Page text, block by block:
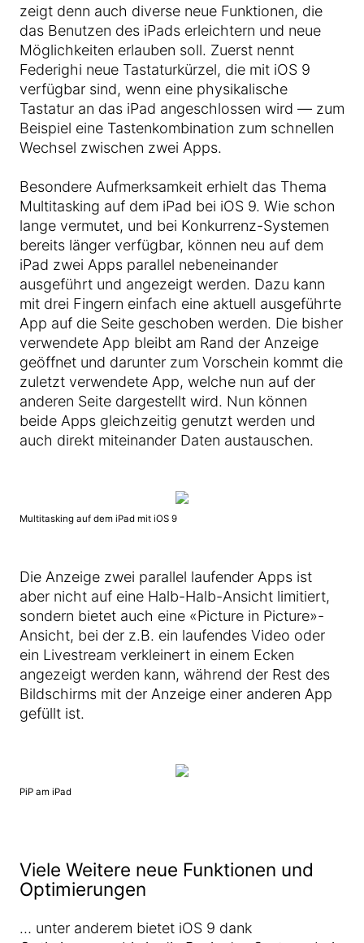
zeigt denn auch diverse neue Funktionen, die
das Benutzen des iPads erleichtern und neue
Möglichkeiten erlauben soll. Zuerst nennt
Federighi neue Tastaturkürzel, die mit iOS 9
verfügbar sind, wenn eine physikalische
Tastatur an das iPad angeschlossen wird — zum
Beispiel eine Tastenkombination zum schnellen
Wechsel zwischen zwei Apps.
Besondere Aufmerksamkeit erhielt das Thema
Multitasking auf dem iPad bei iOS 9. Wie schon
lange vermutet, und bei Konkurrenz-Systemen
bereits länger verfügbar, können neu auf dem
iPad zwei Apps parallel nebeneinander
ausgeführt und angezeigt werden. Dazu kann
mit drei Fingern einfach eine aktuell ausgeführte
App auf die Seite geschoben werden. Die bisher
verwendete App bleibt am Rand der Anzeige
geöffnet und darunter zum Vorschein kommt die
zuletzt verwendete App, welche nun auf der
anderen Seite dargestellt wird. Nun können
beide Apps gleichzeitig genutzt werden und
auch direkt miteinander Daten austauschen.
Multitasking auf dem iPad mit iOS 9
Die Anzeige zwei parallel laufender Apps ist
aber nicht auf eine Halb-Halb-Ansicht limitiert,
sondern bietet auch eine «Picture in Picture»-
Ansicht, bei der z.B. ein laufendes Video oder
ein Livestream verkleinert in einem Ecken
angezeigt werden kann, während der Rest des
Bildschirms mit der Anzeige einer anderen App
gefüllt ist.
PiP am iPad
Viele Weitere neue Funktionen und
Optimierungen
… unter anderem bietet iOS 9 dank